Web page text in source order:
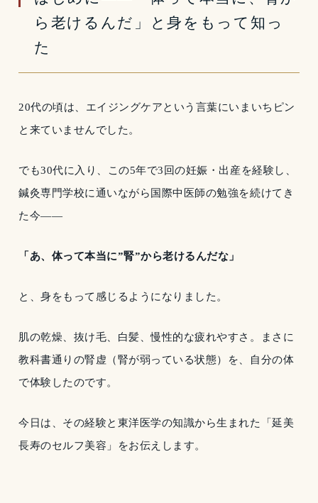
ら老けるんだ」と身をもって知っ
た
20代の頃は、エイジングケアという言葉にいまいちピン
と来ていませんでした。
でも30代に入り、この5年で3回の妊娠・出産を経験し、
鍼灸専門学校に通いながら国際中医師の勉強を続けてき
た今——
「あ、体って本当に”腎”から老けるんだな」
と、身をもって感じるようになりました。
肌の乾燥、抜け毛、白髪、慢性的な疲れやすさ。まさに
教科書通りの腎虚（腎が弱っている状態）を、自分の体
で体験したのです。
今日は、その経験と東洋医学の知識から生まれた「延美
長寿のセルフ美容」をお伝えします。